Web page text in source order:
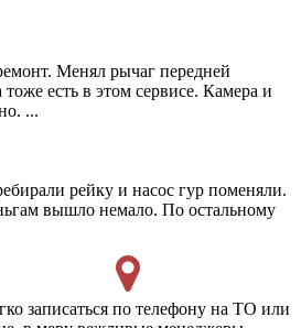
Менял рычаг передней
есть в этом сервисе. Камера и
...
рейку и насос гур поменяли.
вышло немало. По остальному
записаться по телефону на ТО или